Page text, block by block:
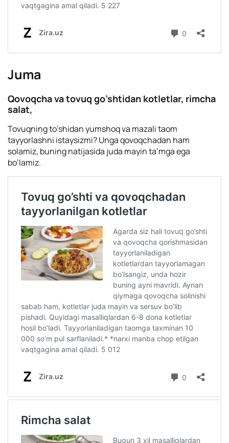
Juma
Qovoqcha va tovuq go’shtidan kotletlar, rimcha
salat,
Tovuqning to’shidan yumshoq va mazali taom
tayyorlashni istaysizmi? Unga qovoqchadan ham
solamiz, buning natijasida juda mayin ta’mga ega
bo’lamiz.